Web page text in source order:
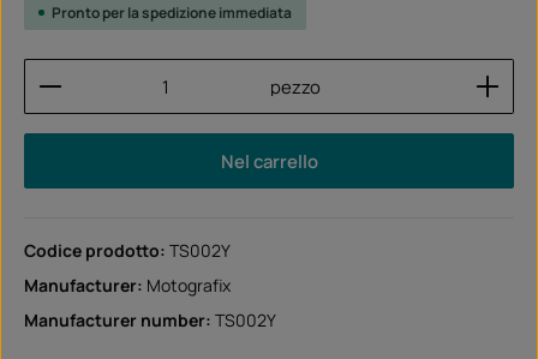
Pronto per la spedizione immediata
Quantità del prodotto: inserisci la quantità
pezzo
Nel carrello
Codice prodotto: TS002Y
Manufacturer: Motografix
Manufacturer number: TS002Y